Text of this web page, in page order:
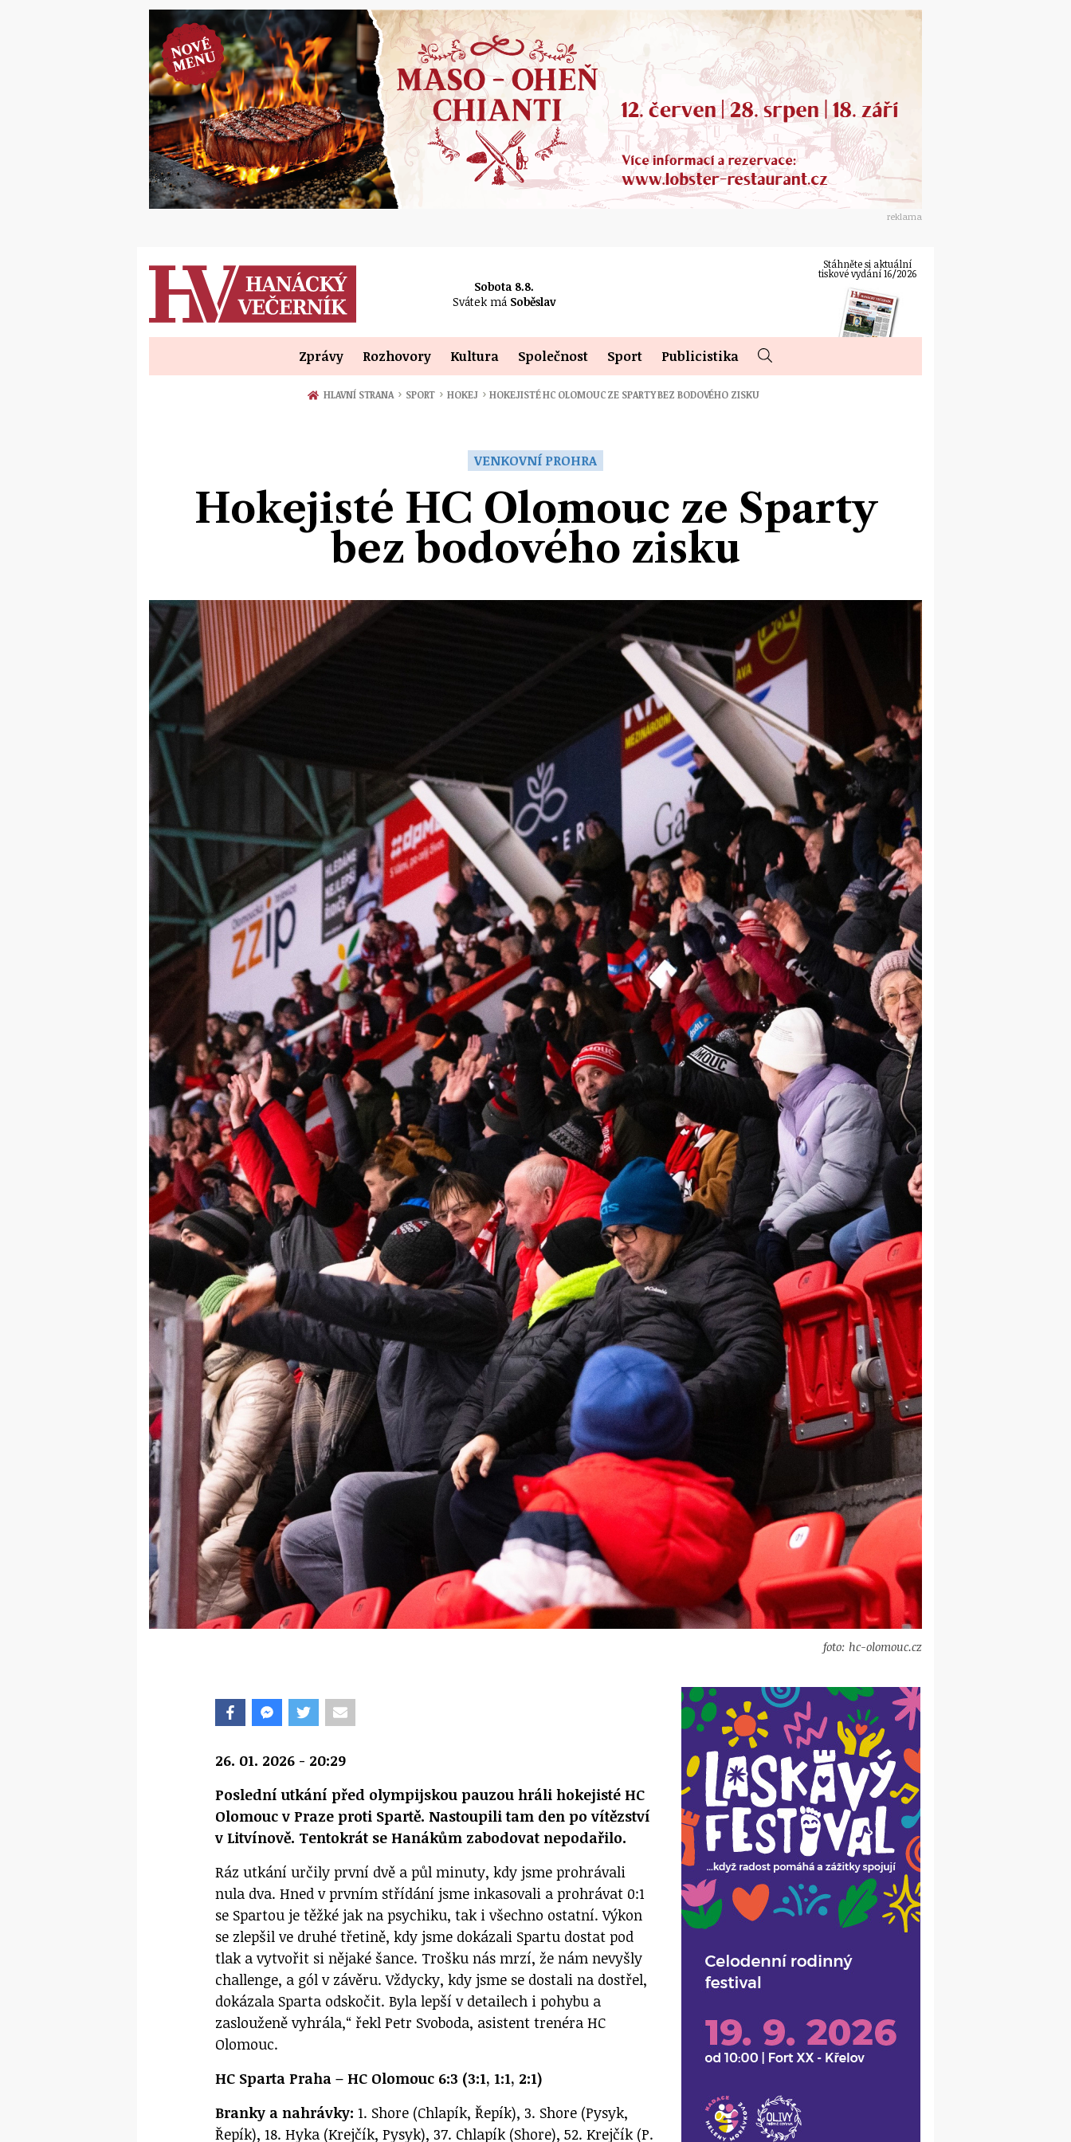
reklama
Sobota 8.8.
Svátek má Soběslav
Stáhněte si aktuální
tiskové vydání 16/2026
Zprávy Rozhovory Kultura Společnost Sport Publicistika
HLAVNÍ STRANA › SPORT › HOKEJ › HOKEJISTÉ HC OLOMOUC ZE SPARTY BEZ BODOVÉHO ZISKU
VENKOVNÍ PROHRA
Hokejisté HC Olomouc ze Sparty
bez bodového zisku
foto: hc-olomouc.cz
26. 01. 2026 - 20:29
Poslední utkání před olympijskou pauzou hráli hokejisté HC
Olomouc v Praze proti Spartě. Nastoupili tam den po vítězství
v Litvínově. Tentokrát se Hanákům zabodovat nepodařilo.
Ráz utkání určily první dvě a půl minuty, kdy jsme prohrávali
nula dva. Hned v prvním střídání jsme inkasovali a prohrávat 0:1
se Spartou je těžké jak na psychiku, tak i všechno ostatní. Výkon
se zlepšil ve druhé třetině, kdy jsme dokázali Spartu dostat pod
tlak a vytvořit si nějaké šance. Trošku nás mrzí, že nám nevyšly
challenge, a gól v závěru. Vždycky, kdy jsme se dostali na dostřel,
dokázala Sparta odskočit. Byla lepší v detailech i pohybu a
zaslouženě vyhrála,“ řekl Petr Svoboda, asistent trenéra HC
Olomouc.
HC Sparta Praha – HC Olomouc 6:3 (3:1, 1:1, 2:1)
Branky a nahrávky: 1. Shore (Chlapík, Řepík), 3. Shore (Pysyk,
Řepík), 18. Hyka (Krejčík, Pysyk), 37. Chlapík (Shore), 52. Krejčík (P.